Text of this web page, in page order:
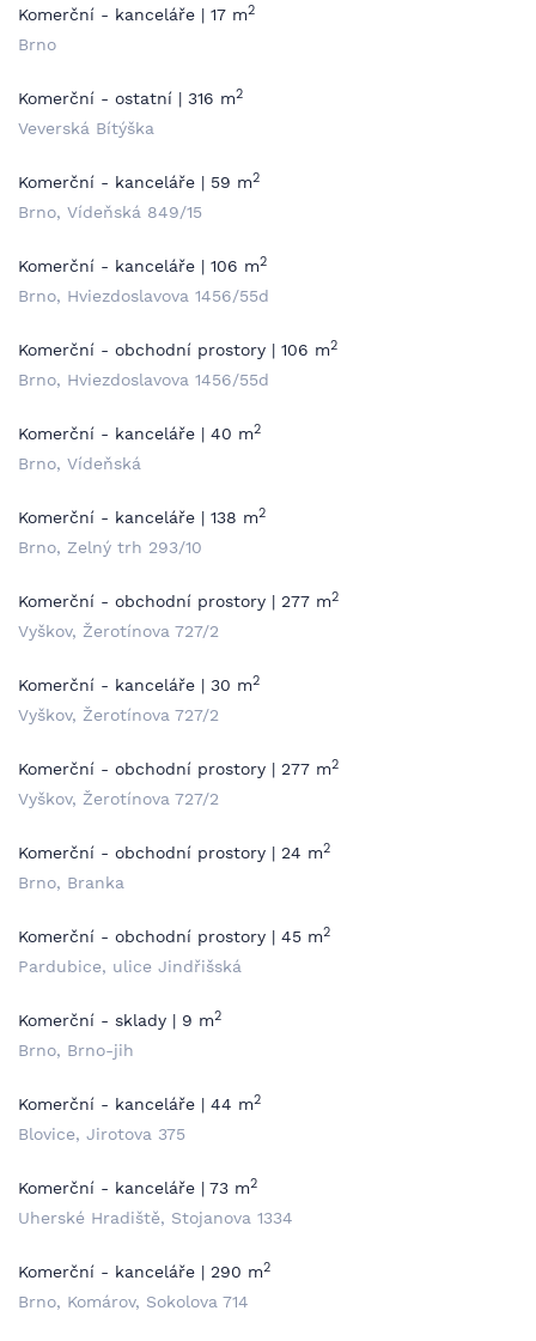
Komerční - kanceláře | 17 m2
Brno
Komerční - ostatní | 316 m2
Veverská Bítýška
Komerční - kanceláře | 59 m2
Brno, Vídeňská 849/15
Komerční - kanceláře | 106 m2
Brno, Hviezdoslavova 1456/55d
Komerční - obchodní prostory | 106 m2
Brno, Hviezdoslavova 1456/55d
Komerční - kanceláře | 40 m2
Brno, Vídeňská
Komerční - kanceláře | 138 m2
Brno, Zelný trh 293/10
Komerční - obchodní prostory | 277 m2
Vyškov, Žerotínova 727/2
Komerční - kanceláře | 30 m2
Vyškov, Žerotínova 727/2
Komerční - obchodní prostory | 277 m2
Vyškov, Žerotínova 727/2
Komerční - obchodní prostory | 24 m2
Brno, Branka
Komerční - obchodní prostory | 45 m2
Pardubice, ulice Jindřišská
Komerční - sklady | 9 m2
Brno, Brno-jih
Komerční - kanceláře | 44 m2
Blovice, Jirotova 375
Komerční - kanceláře | 73 m2
Uherské Hradiště, Stojanova 1334
Komerční - kanceláře | 290 m2
Brno, Komárov, Sokolova 714